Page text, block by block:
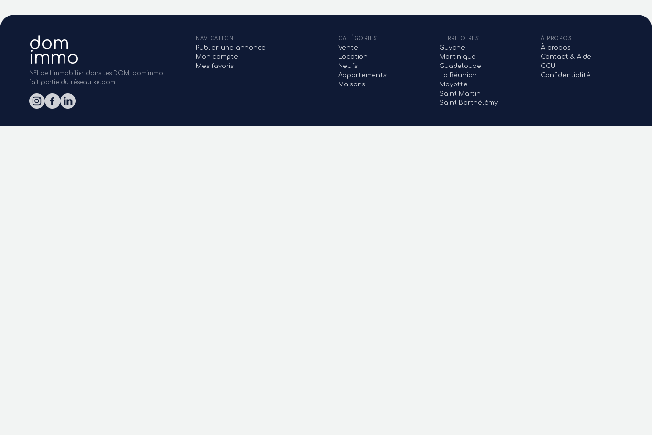
dom
immo
N°1 de l'immobilier dans les DOM, domimmo
fait partie du réseau keldom.
NAVIGATION
Publier une annonce
Mon compte
Mes favoris
CATÉGORIES
Vente
Location
Neufs
Appartements
Maisons
TERRITOIRES
Guyane
Martinique
Guadeloupe
La Réunion
Mayotte
Saint Martin
Saint Barthélémy
À PROPOS
À propos
Contact & Aide
CGU
Confidentialité